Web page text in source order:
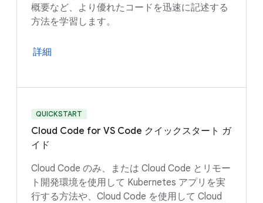
概要など、より優れたコードを迅速に記述する
方法を学習します。
詳細
QUICKSTART
Cloud Code for VS Code クイックスタート ガ
イド
Cloud Code のみ、または Cloud Code とリモー
ト開発環境を使用して Kubernetes アプリを実
行する方法や、Cloud Code を使用して Cloud